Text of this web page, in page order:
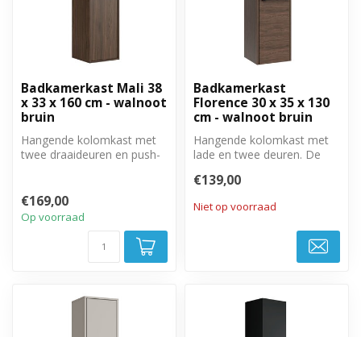
Badkamerkast Mali 38
x 33 x 160 cm - walnoot
bruin
Hangende kolomkast met
twee draaideuren en push-
€169,00
Op voorraad
Badkamerkast
Florence 30 x 35 x 130
cm - walnoot bruin
Hangende kolomkast met
lade en twee deuren. De
rechtsom te ...
€139,00
Niet op voorraad